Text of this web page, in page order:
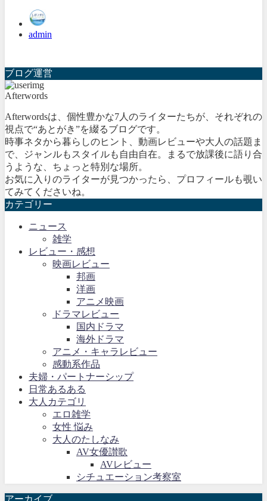
admin
ブログ運営
Afterwords
Afterwordsは、個性豊かな7人のライターたちが、それぞれの
視点で“あとがき”を綴るブログです。
時事ネタから暮らしのヒント、動画レビューや大人の話題ま
で、ジャンルもスタイルも自由自在。まるで放課後に語り合
うような、ちょっと特別な場所。
お気に入りのライターが見つかったら、プロフィールも覗い
てみてくださいね。
カテゴリー
ニュース
雑学
レビュー・感想
映画レビュー
邦画
洋画
アニメ映画
ドラマレビュー
国内ドラマ
海外ドラマ
アニメ・キャラレビュー
感動系作品
夫婦・パートナーシップ
日常あるある
大人カテゴリ
エロ雑学
女性 悩み
大人のたしなみ
AV女優讃歌
AVレビュー
シチュエーション考察室
アーカイブ